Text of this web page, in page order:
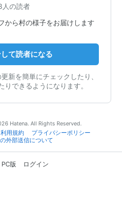
人の読者
から村の様子をお届けします
て読者になる
新を簡単にチェックしたり、
りできるようになります。
Hatena. All Rights Reserved.
利用規約
プライバシーポリシー
外部送信について
PC版 ログイン